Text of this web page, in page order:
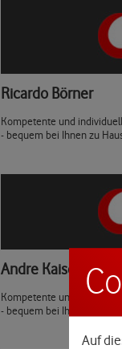
Ricardo Börner
Kompetente und
- bequem bei Ihnen zu
Andre Kaiser
Kompetente und
- bequem bei Ihnen zu Hause
Auf